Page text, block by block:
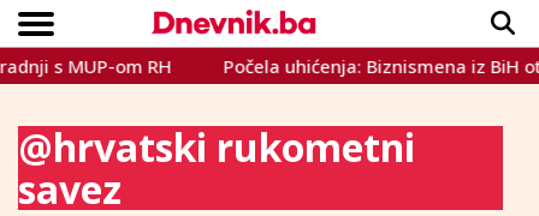
VIJESTI
SPORT
INTERVIEW
TEME
CRNA KRONIKA
LIFESTYLE
Copyright © Dnevnik.ba 2023.
s MUP-om RH Počela uhićenja: Biznismena iz BiH
@hrvatski rukometni
savez